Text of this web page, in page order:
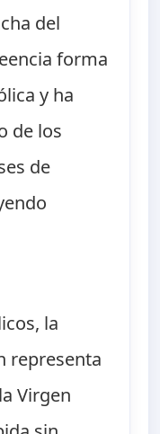
del
forma
y ha
de los
de
la
representa
Virgen